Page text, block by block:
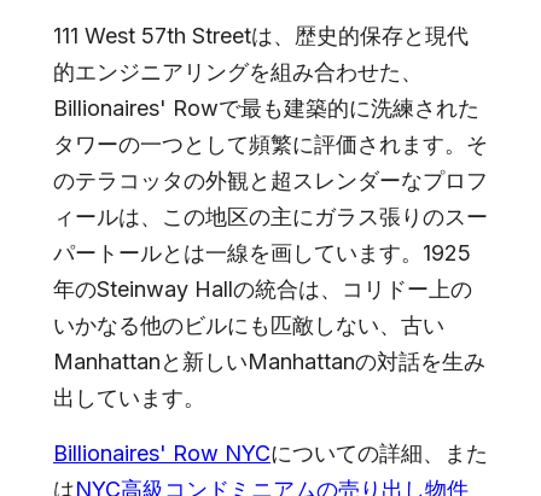
111 West 57th Streetは、歴史的保存と現代
的エンジニアリングを組み合わせた、
Billionaires' Rowで最も建築的に洗練された
タワーの一つとして頻繁に評価されます。そ
のテラコッタの外観と超スレンダーなプロフ
ィールは、この地区の主にガラス張りのスー
パートールとは一線を画しています。1925
年のSteinway Hallの統合は、コリドー上の
いかなる他のビルにも匹敵しない、古い
Manhattanと新しいManhattanの対話を生み
出しています。
Billionaires' Row NYCについての詳細、また
はNYC高級コンドミニアムの売り出し物件